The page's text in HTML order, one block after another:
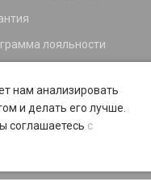
лояльности
нам анализировать
и делать его лучше.
соглашаетесь с